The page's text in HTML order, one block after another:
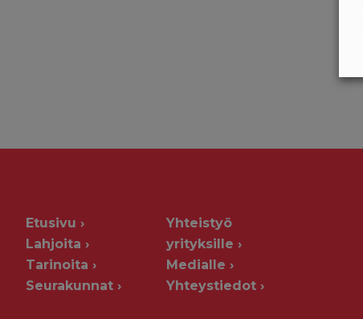
Etusivu
Lahjoita
Tarinoita
Seurakunnat
Yhteistyö
yrityksille
Medialle
Yhteystiedot